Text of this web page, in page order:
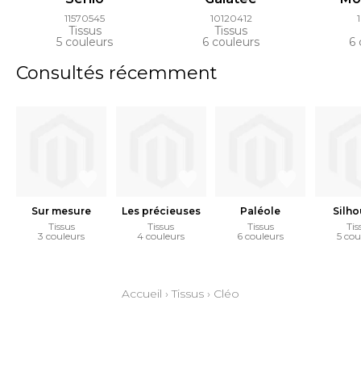
11570545
Tissus
5 couleurs
10120412
Tissus
6 couleurs 6
Consultés récemment
Sur mesure
Tissus
3 couleurs
Les précieuses
Tissus
4 couleurs
Paléole
Tissus
6 couleurs
5
Accueil ›Tissus › Cléo